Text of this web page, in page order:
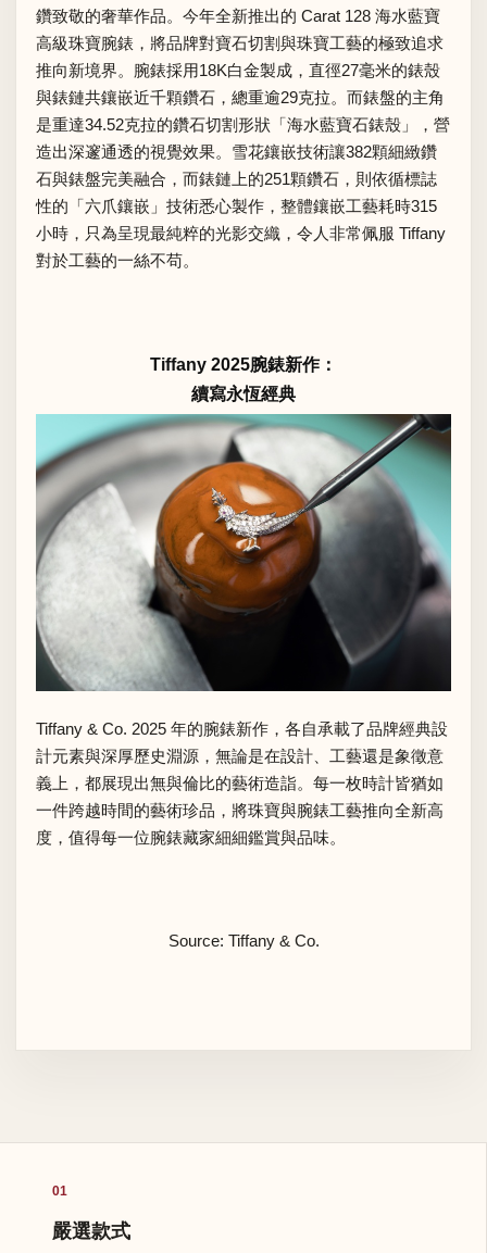
鑽致敬的奢華作品。今年全新推出的 Carat 128 海水藍寶
高級珠寶腕錶，將品牌對寶石切割與珠寶工藝的極致追求
推向新境界。腕錶採用18K白金製成，直徑27毫米的錶殼
與錶鏈共鑲嵌近千顆鑽石，總重逾29克拉。而錶盤的主角
是重達34.52克拉的鑽石切割形狀「海水藍寶石錶殼」，營
造出深邃通透的視覺效果。雪花鑲嵌技術讓382顆細緻鑽
石與錶盤完美融合，而錶鏈上的251顆鑽石，則依循標誌
性的「六爪鑲嵌」技術悉心製作，整體鑲嵌工藝耗時315
小時，只為呈現最純粹的光影交織，令人非常佩服 Tiffany
對於工藝的一絲不苟。
Tiffany 2025腕錶新作：
續寫永恆經典
Tiffany & Co. 2025 年的腕錶新作，各自承載了品牌經典設
計元素與深厚歷史淵源，無論是在設計、工藝還是象徵意
義上，都展現出無與倫比的藝術造詣。每一枚時計皆猶如
一件跨越時間的藝術珍品，將珠寶與腕錶工藝推向全新高
度，值得每一位腕錶藏家細細鑑賞與品味。
Source: Tiffany & Co.
01
嚴選款式